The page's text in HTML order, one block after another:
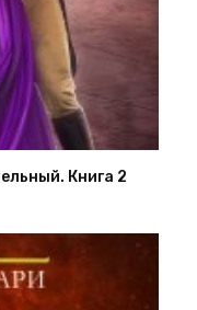
Книга 2